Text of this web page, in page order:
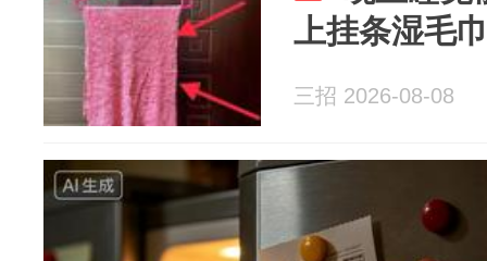
上挂条湿毛
三招 2026-08-08